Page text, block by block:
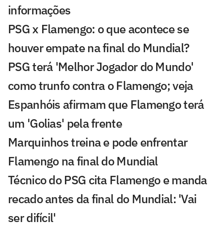
informações
PSG x Flamengo: o que acontece se
houver empate na final do Mundial?
PSG terá 'Melhor Jogador do Mundo'
como trunfo contra o Flamengo; veja
Espanhóis afirmam que Flamengo terá
um 'Golias' pela frente
Marquinhos treina e pode enfrentar
Flamengo na final do Mundial
Técnico do PSG cita Flamengo e manda
recado antes da final do Mundial: 'Vai
ser difícil'